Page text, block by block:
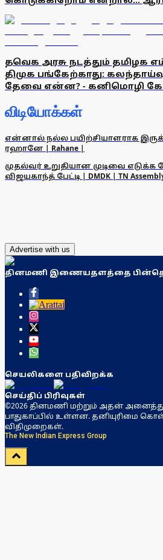
தவெக அரசு நடத்தும் தமிழக
திமுக பங்கேற்காது:
தேவை என்ன? - கனிமொழி
விடியோக்கள்
என்னால் நல்ல பயிற்சியாளராக
ரஹானே | Rahane |
முதல்வர் உறுதியான முடிவை
விஜயகாந்த் பேட்டி | DMDK | TN
Advertise with us
தினமணி இணையதளத்தை
செயலிகளை பதிவிறக்க
செய்திப் பிரிவுகள்
©2026 தினமணி மற்றும் அதன்
பாதுகாப்பில் உள்ளன. தனியுரிமை
விதிமுறைகள்.
The New Indian Express Group